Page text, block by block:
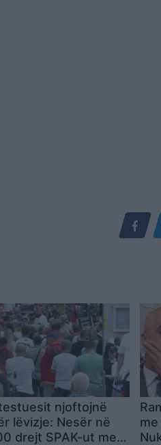
njoftojnë
lëvizje: Nesër në
drejt SPAK-ut me